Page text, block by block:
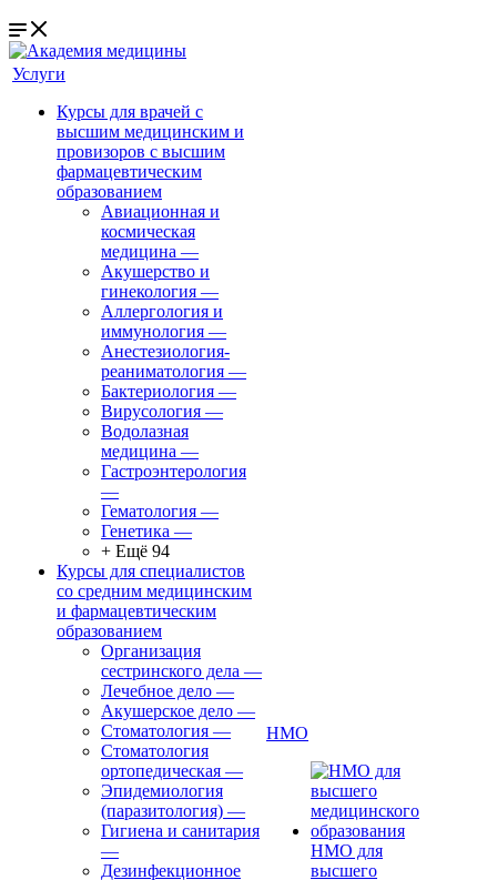
Услуги
Курсы для врачей с
высшим медицинским и
провизоров с высшим
фармацевтическим
образованием
Авиационная и
космическая
медицина —
Акушерство и
гинекология —
Аллергология и
иммунология —
Анестезиология-
реаниматология —
Бактериология —
Вирусология —
Водолазная
медицина —
Гастроэнтерология
—
Гематология —
Генетика —
+ Ещё 94
Курсы для специалистов
со средним медицинским
и фармацевтическим
образованием
Организация
сестринского дела —
Лечебное дело —
Акушерское дело —
Стоматология —
Стоматология
ортопедическая —
Эпидемиология
(паразитология) —
Гигиена и санитария
—
Дезинфекционное
НМО
НМО для
высшего